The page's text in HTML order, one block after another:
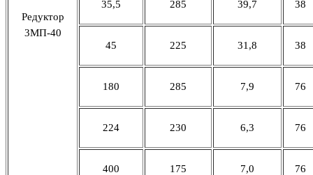
Редуктор
3МП-40
35,5 285 39,7 38
45 225 31,8 38
180 285 7,9 76
224 230 6,3 76
400 175 7,0 76